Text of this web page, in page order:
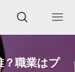
？職業はプ